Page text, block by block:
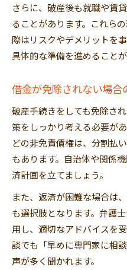
さらに、破産後も就職や賃
ることがあります。これら
際はリスクやデメリットを
具体的な準備を進めることが
借金が免除されない場合
破産手続きをしても免除さ
策をしっかり考える必要が
どの非免責債権は、分割払
もあります。自治体や関係
済計画を立てましょう。
また、返済が困難な場合は
も選択肢となります。弁護
用し、適切なアドバイスを
談でも「早めに専門家に相
声が多く聞かれます。